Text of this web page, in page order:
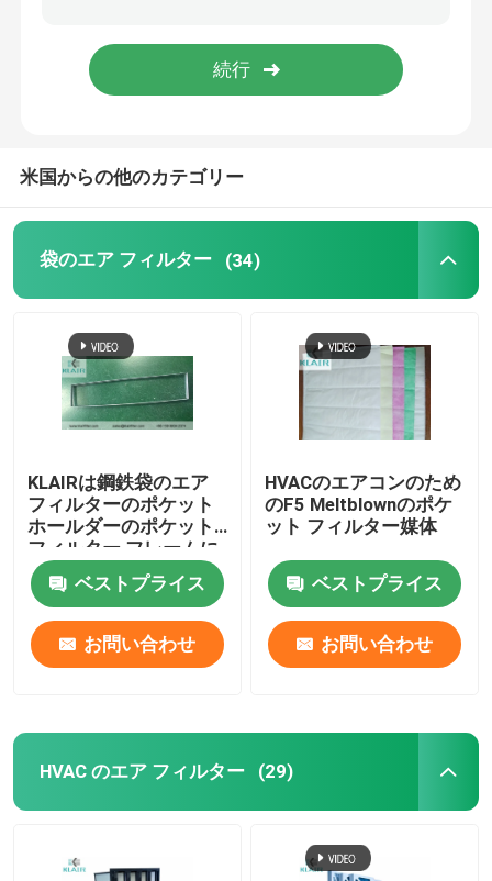
パス ボックス
米国からの他のカテゴリー
袋のエア フィルター (34)
KLAIRは鋼鉄袋のエア
フィルターのポケット
ホールダーのポケット
フィルター フレームに
電流を通した
ベストプライス
お問い合わせ
HVACのエアコンのため
のF5 Meltblownのポケ
ット フィルター媒体
ベストプライス
お問い合わせ
HVAC のエア フィルター (29)